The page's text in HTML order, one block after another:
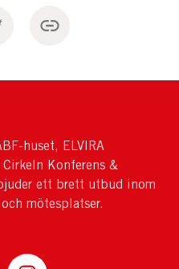
huset, ELVIRA
Konferens &
ett brett utbud inom
mötesplatser.